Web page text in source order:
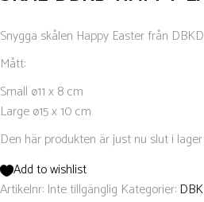
Snygga skålen Happy Easter från
Mått:
Small ø11 x 8 cm
Large ø15 x 10 cm
Den här produkten är just nu slut i
Add to wishlist
Artikelnr: Inte tillgänglig Kategorier: